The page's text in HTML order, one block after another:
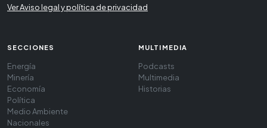
Ver Aviso legal y política de privacidad
SECCIONES
Energía
Minería
Economía
Política
Medio Ambiente
Nacionales
MULTIMEDIA
Podcasts
Multimedia
Historias